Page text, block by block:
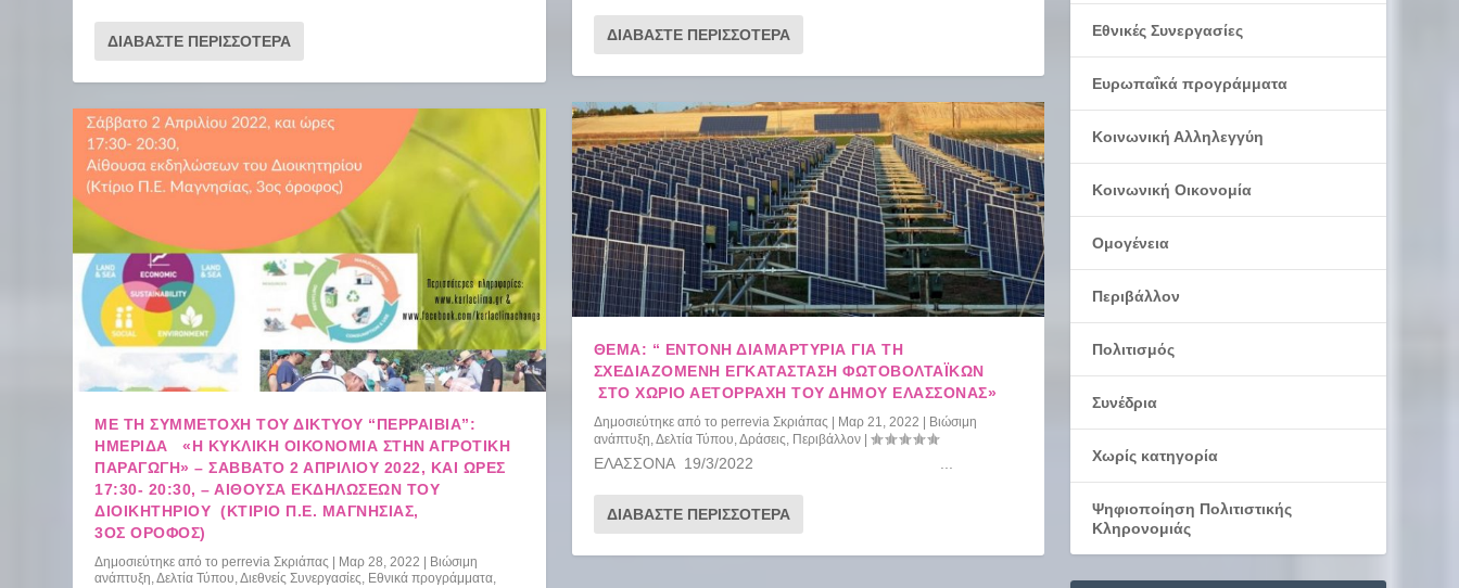
ΔΙΑΒΆΣΤΕ ΠΕΡΙΣΣΌΤΕΡΑ
ΜΕ ΤΗ ΣΥΜΜΕΤΟΧΗ ΤΟΥ ΔΙΚΤΥΟΥ “ΠΕΡΡΑΙΒΙΑ”:
ΗΜΕΡΊΔΑ «Η ΚΥΚΛΙΚΉ ΟΙΚΟΝΟΜΊΑ ΣΤΗΝ ΑΓΡΟΤΙΚΉ
ΠΑΡΑΓΩΓΉ» – ΣΆΒΒΑΤΟ 2 ΑΠΡΙΛΊΟΥ 2022, ΚΑΙ ΏΡΕΣ
17:30- 20:30, – ΑΊΘΟΥΣΑ ΕΚΔΗΛΏΣΕΩΝ ΤΟΥ
ΔΙΟΙΚΗΤΗΡΊΟΥ (ΚΤΊΡΙΟ Π.Ε. ΜΑΓΝΗΣΊΑΣ,
3ΟΣ ΌΡΟΦΟΣ)
Δημοσιεύτηκε από τοperrevia Σκριάπας Μαρ 28, 2022
Βιώσιμη
ανάπτυξη,Δελτία Τύπου,Διεθνείς Συνεργασίες, Εθνικά προγράμματα,
ΔΙΑΒΆΣΤΕ ΠΕΡΙΣΣΌΤΕΡΑ
ΘΕΜΑ: “ ΈΝΤΟΝΗ ΔΙΑΜΑΡΤΥΡΊΑ ΓΙΑ ΤΗ
ΣΧΕΔΙΑΖΌΜΕΝΗ ΕΓΚΑΤΆΣΤΑΣΗ ΦΩΤΟΒΟΛΤΑΪΚΏΝ
ΣΤΟ ΧΩΡΙΌ ΑΕΤΟΡΡΆΧΗ ΤΟΥ ΔΉΜΟΥ ΕΛΑΣΣΌΝΑΣ»
Δημοσιεύτηκε από το perrevia Σκριάπας Μαρ 21, 2022
Βιώσιμη
ανάπτυξη,Δελτία Τύπου,Δράσεις, Περιβάλλον|
ΕΛΑΣΣΟΝΑ 19/3/2022 ...
ΔΙΑΒΆΣΤΕ ΠΕΡΙΣΣΌΤΕΡΑ
Εθνικές Συνεργασίες
Ευρωπαΐκά προγράμματα
Κοινωνική Αλληλεγγύη
Κοινωνική Οικονομία
Ομογένεια
Περιβάλλον
Πολιτισμός
Συνέδρια
Χωρίς κατηγορία
Ψηφιοποίηση Πολιτιστικής
Κληρονομιάς